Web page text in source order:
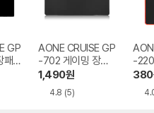
GP
패
AONE CRUISE GP
-702 게이밍 장패
드
1,490원
4.8 (5)
-220
380